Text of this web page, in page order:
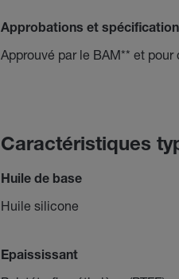
Approbations et
Approuvé par le BAM** et
Caractéristiques
Huile de base
Huile silicone
Epaississant